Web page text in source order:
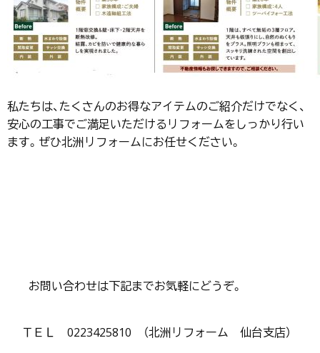
私たちは、たくさんのお得なアイテムのご紹介だけでなく、
安心の工事でご満足いただけるリフォームをしっかり行い
ます。ぜひ北洲リフォームにお任せください。
お問い合わせは下記までお気軽にどうぞ。
ＴＥＬ 0223425810 （北洲リフォーム 仙台支店）